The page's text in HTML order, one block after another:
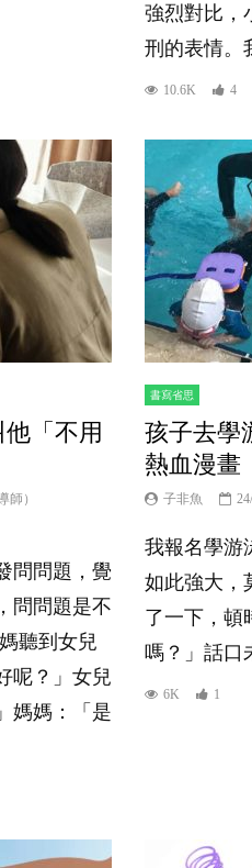
強烈對比，
刑的表情。
10.6K 4
「不用
）
問問題，覺
問問題是不
聽到女兒
呢？」女兒
媽媽：「是
書寫省思
孩子去學
熱血漫畫
子非魚
我報名學游
如此強大，
了一下，頓
嗎？」話口
6K 1